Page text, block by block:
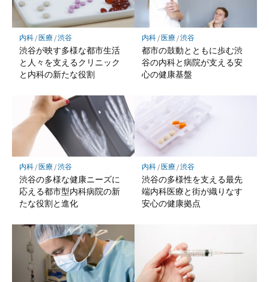
内科/医療/渋谷
渋谷が映す多様な都市生活
と人々を支えるクリニック
と内科の新たな役割
内科/医療/渋谷
都市の鼓動とともに歩む渋
谷の内科と病院が支える安
心の健康基盤
内科/医療/渋谷
渋谷の多様な健康ニーズに
応える都市型内科病院の新
たな役割と進化
内科/医療/渋谷
渋谷の多様性を支える最先
端内科医療と街が織りなす
安心の健康拠点